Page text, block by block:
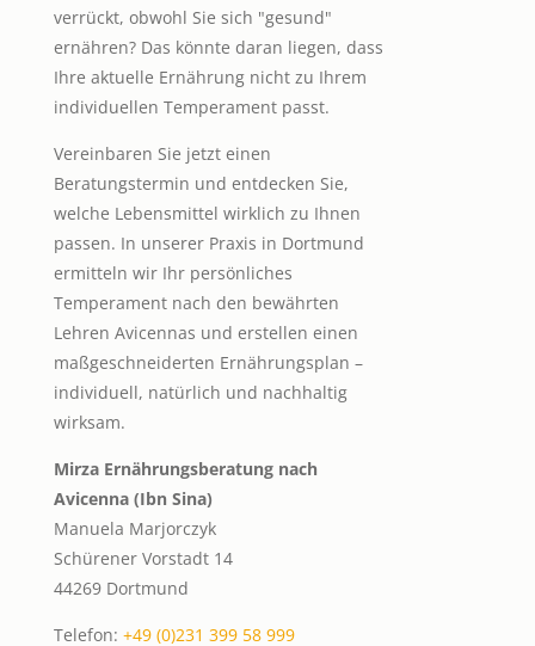
verrückt, obwohl Sie sich "gesund"
ernähren? Das könnte daran liegen, dass
Ihre aktuelle Ernährung nicht zu Ihrem
individuellen Temperament passt.
Vereinbaren Sie jetzt einen
Beratungstermin und entdecken Sie,
welche Lebensmittel wirklich zu Ihnen
passen. In unserer Praxis in Dortmund
ermitteln wir Ihr persönliches
Temperament nach den bewährten
Lehren Avicennas und erstellen einen
maßgeschneiderten Ernährungsplan –
individuell, natürlich und nachhaltig
wirksam.
Mirza Ernährungsberatung nach
Avicenna (Ibn Sina)
Manuela Marjorczyk
Schürener Vorstadt 14
44269 Dortmund
Telefon: +49 (0)231 399 58 999